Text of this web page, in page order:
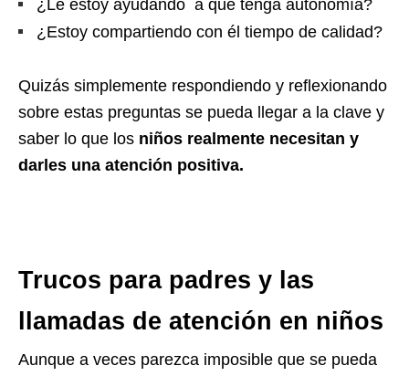
¿Le estoy ayudando a que tenga autonomía?
¿Estoy compartiendo con él tiempo de calidad?
Quizás simplemente respondiendo y reflexionando
sobre estas preguntas se pueda llegar a la clave y
saber lo que los niños realmente necesitan y
darles una atención positiva.
Trucos para padres y las
llamadas de atención en niños
Aunque a veces parezca imposible que se pueda